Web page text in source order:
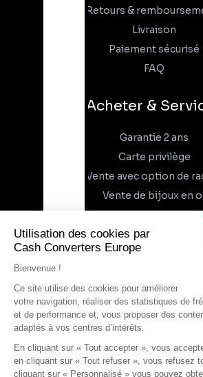
Retours &
Livraison
Paiement sécurisé
FAQ
Acheter &
Garantie 2 ans
Carte privilège
Vente avec option de
Vente de bijoux en
À propos
Recrutement
Trouvez un magasin
Rejoindre